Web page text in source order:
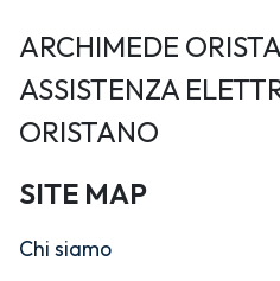
ARCHIMEDE
ASSISTENZA
ORISTANO
SITE MAP
Chi siamo